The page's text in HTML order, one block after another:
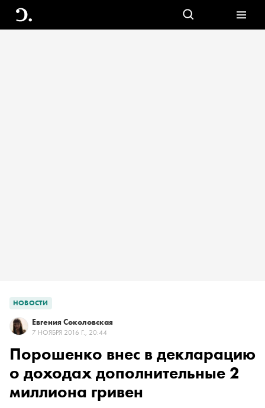
НОВОСТИ
Евгения Соколовская
7 НОЯБРЯ 2016 Г., 20:44
Порошенко внес в декларацию
о доходах дополнительные 2
миллиона гривен